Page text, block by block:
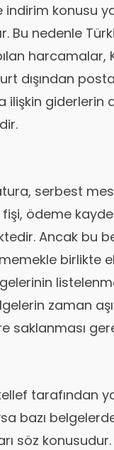
konusu
Bu nedenle
harcamalar,
dışından
ilişkin giderlerin
serbest
ödeme
Ancak bu
birlikte
zaman
saklanması
tarafından
bazı
söz